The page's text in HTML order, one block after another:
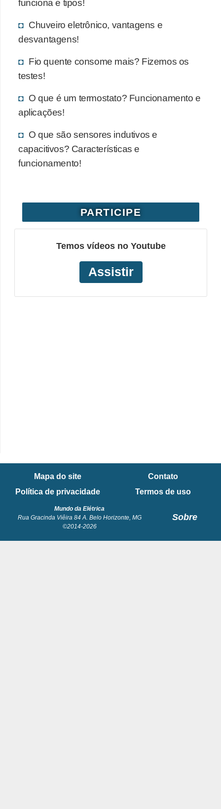
funciona e tipos!
Chuveiro eletrônico, vantagens e
desvantagens!
Fio quente consome mais? Fizemos os
testes!
O que é um termostato? Funcionamento e
aplicações!
O que são sensores indutivos e
capacitivos? Características e
funcionamento!
PARTICIPE
Temos vídeos no Youtube
Assistir
Mapa do site
Contato
Política de privacidade
Termos de uso
Mundo da Elétrica
Rua Gracinda Viêira 84 A. Belo Horizonte, MG
©2014-2026
Sobre